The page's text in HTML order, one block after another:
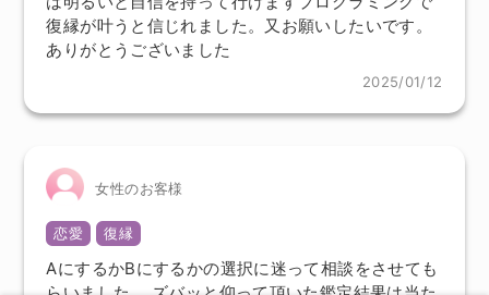
復縁が叶うと信じれました。又お願いしたいです。
ありがとうございました
2025/01/12
女性のお客様
恋愛 復縁
AにするかBにするかの選択に迷って相談をさせても